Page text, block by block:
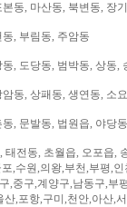
동, 마산동, 북변동, 장
, 부림동, 주암동
, 도당동, 범박동, 상동,
동, 상패동, 생연동, 소
, 문발동, 법원읍, 야당
태전동, 초월읍, 오포읍,
,수원,의왕,부천,부평,
,중구,계양구,남동구,부
산,포항,구미,천안,아산,